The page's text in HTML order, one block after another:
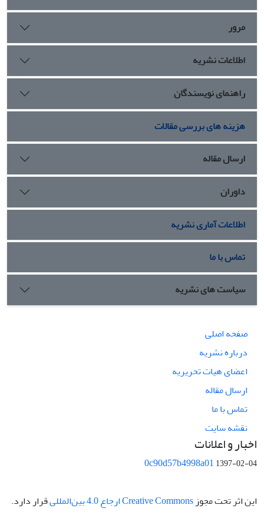
مرور
اطلاعات نشریه
راهنمای نویسندگان
هزینه های بررسی مقالات
ارسال مقاله
داوران
اطلاعات آماری نشریه
تماس با ما
سیاست های نشریه
صفحه اصلی
درباره نشریه
اعضای هیات تحریریه
ارسال مقاله
تماس با ما
نقشه سایت
اخبار و اعلانات
0c90d57b4998a011397-02-04
این اثر تحت مجوز Creative Commons ارجاع 4.0 بین‌المللی قرار دارد.